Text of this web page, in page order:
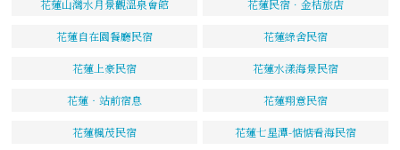
花蓮山灣水月景觀溫泉會館 花蓮民宿．金桔旅店
花蓮自在園餐廳民宿 花蓮綠舍民宿
花蓮上豪民宿 花蓮水漾海景民宿
花蓮‧站前宿息 花蓮翔意民宿
花蓮楓茂民宿 花蓮七星潭-惦惦看海民宿